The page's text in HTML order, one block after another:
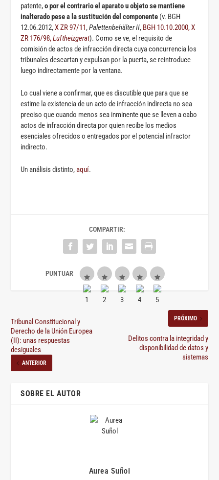
patente,o por el contrario el aparato u objeto se mantiene
inalterado pese a la sustitución del componente (v. BGH
12.06.2012,X ZR 97/11,Palettenbehälter II, BGH 10.10.2000, X
ZR 176/98,Luftheizgerat). Como se ve, el requisito de
comisión de actos de infracción directa cuya concurrencia los
tribunales descartan y expulsan por la puerta, se reintroduce
luego indirectamente por la ventana.
Lo cual viene a confirmar, que es discutible que para que se
estime la existencia de un acto de infracción indirecta no sea
preciso que cuando menos sea inminente que se lleven a cabo
actos de infracción directa por quien recibe los medios
esenciales ofrecidos o entregados por el potencial infractor
indirecto.
Un análisis distinto,aquí.
COMPARTIR:
Tribunal Constitucional y
Derecho de la Unión Europea
(II): unas respuestas
desiguales
ANTERIOR
PRÓXIMO
Delitos contra la integridad y
disponibilidad de datos y
sistemas
SOBRE EL AUTOR
Aurea Suñol